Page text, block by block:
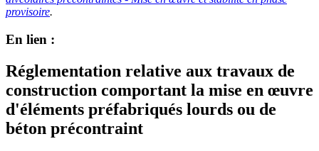
provisoire.
En lien :
Réglementation relative aux travaux de
construction comportant la mise en œuvre
d'éléments préfabriqués lourds ou de
béton précontraint